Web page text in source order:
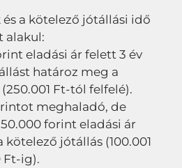
és a kötelező jótállási idő
alakul:
eladási ár felett 3 év
határoz meg a
Ft-tól felfelé).
meghaladó, de
forint eladási ár
kötelező jótállás (100.001
Ft-ig).